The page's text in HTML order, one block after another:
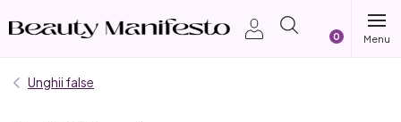
Unghii false